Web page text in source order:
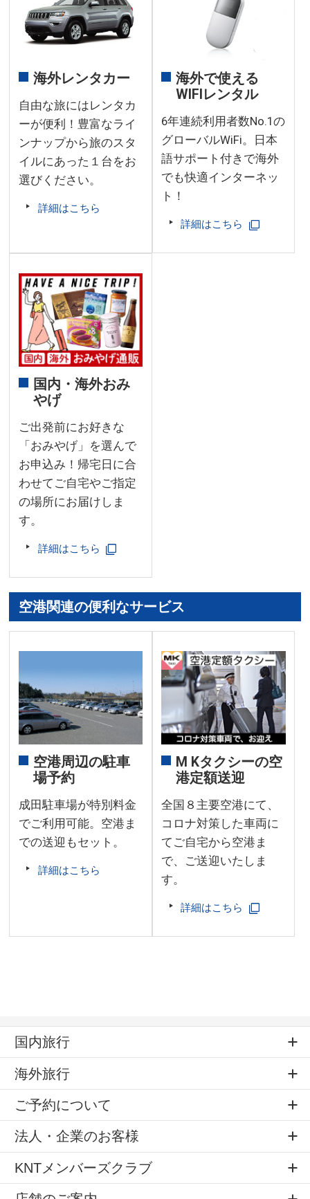
海外レンタカー
自由な旅にはレンタカ
ーが便利！豊富なライ
ンナップから旅のスタ
イルにあった１台をお
選びください。
詳細はこちら
海外で使える
WIFIレンタル
6年連続利用者数No.1の
グローバルWiFi。日本
語サポート付きで海外
でも快適インターネッ
ト！
詳細はこちら
国内・海外おみ
やげ
ご出発前にお好きな
「おみやげ」を選んで
お申込み！帰宅日に合
わせてご自宅やご指定
の場所にお届けしま
す。
詳細はこちら
空港関連の便利なサービス
空港周辺の駐車
場予約
成田駐車場が特別料金
でご利用可能。空港ま
での送迎もセット。
詳細はこちら
M Kタクシーの空
港定額送迎
全国８主要空港にて、
コロナ対策した車両に
てご自宅から空港ま
で、ご送迎いたしま
す。
詳細はこちら
国内旅行
海外旅行
ご予約について
法人・企業のお客様
KNTメンバーズクラブ